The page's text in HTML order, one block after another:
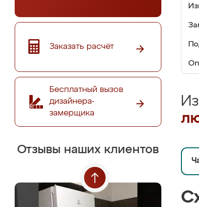
Заказать расчёт
Бесплатный вызов
дизайнера-
замерщика
Отзывы наших клиентов